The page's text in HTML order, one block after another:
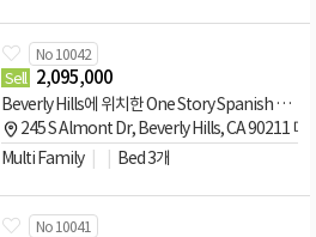
No 10042
Sell 2,095,000
Beverly Hills에 위치한 One Story Spanish Bungalow!
245 S Almont Dr, Beverly Hills, CA 90211 미
Multi Family
Bed 3개
No 10041